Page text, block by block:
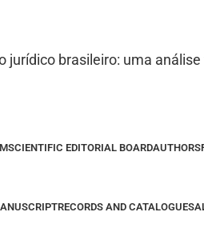
brasileiro: uma
SCIENTIFIC EDITORIAL BOARDAUTHORS
RECORDS AND CATALOGUE